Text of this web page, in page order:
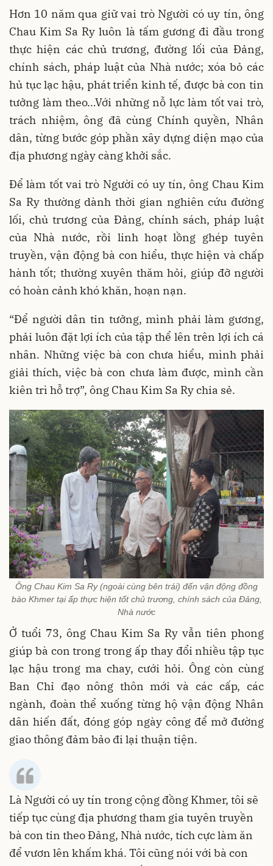
Hơn 10 năm qua giữ vai trò Người có uy tín, ông
Chau Kim Sa Ry luôn là tấm gương đi đầu trong
thực hiện các chủ trương, đường lối của Đảng,
chính sách, pháp luật của Nhà nước; xóa bỏ các
hủ tục lạc hậu, phát triển kinh tế, được bà con tin
tưởng làm theo…Với những nỗ lực làm tốt vai trò,
trách nhiệm, ông đã cùng Chính quyền, Nhân
dân, từng bước góp phần xây dựng diện mạo của
địa phương ngày càng khởi sắc.
Để làm tốt vai trò Người có uy tín, ông Chau Kim
Sa Ry thường dành thời gian nghiên cứu đường
lối, chủ trương của Đảng, chính sách, pháp luật
của Nhà nước, rồi linh hoạt lồng ghép tuyên
truyền, vận động bà con hiểu, thực hiện và chấp
hành tốt; thường xuyên thăm hỏi, giúp đỡ người
có hoàn cảnh khó khăn, hoạn nạn.
“Để người dân tin tưởng, mình phải làm gương,
phải luôn đặt lợi ích của tập thể lên trên lợi ích cá
nhân. Những việc bà con chưa hiểu, mình phải
giải thích, việc bà con chưa làm được, mình cần
kiên trì hỗ trợ”, ông Chau Kim Sa Ry chia sẻ.
Ông Chau Kim Sa Ry (ngoài cùng bên trái) đến vận động đồng
bào Khmer tại ấp thực hiện tốt chủ trương, chính sách của Đảng,
Nhà nước
Ở tuổi 73, ông Chau Kim Sa Ry vẫn tiên phong
giúp bà con trong trong ấp thay đổi nhiều tập tục
lạc hậu trong ma chay, cưới hỏi. Ông còn cùng
Ban Chỉ đạo nông thôn mới và các cấp, các
ngành, đoàn thể xuống từng hộ vận động Nhân
dân hiến đất, đóng góp ngày công để mở đường
giao thông đảm bảo đi lại thuận tiện.
Là Người có uy tín trong cộng đồng Khmer, tôi sẽ
tiếp tục cùng địa phương tham gia tuyên truyền
bà con tin theo Đảng, Nhà nước, tích cực làm ăn
để vươn lên khấm khá. Tôi cũng nói với bà con